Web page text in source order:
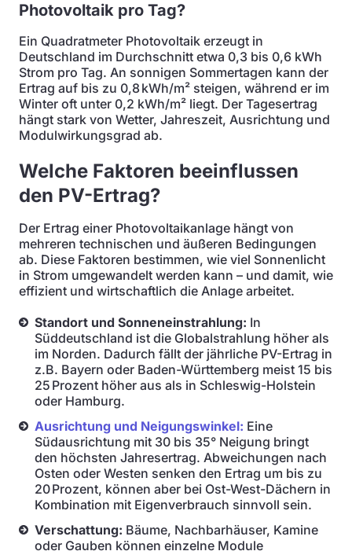
Photovoltaik pro Tag?
Ein Quadratmeter Photovoltaik erzeugt in
Deutschland im Durchschnitt etwa 0,3 bis 0,6 kWh
Strom pro Tag. An sonnigen Sommertagen kann der
Ertrag auf bis zu 0,8 kWh/m² steigen, während er im
Winter oft unter 0,2 kWh/m² liegt. Der Tagesertrag
hängt stark von Wetter, Jahreszeit, Ausrichtung und
Modulwirkungsgrad ab.
Welche Faktoren beeinflussen
den PV-Ertrag?
Der Ertrag einer Photovoltaikanlage hängt von
mehreren technischen und äußeren Bedingungen
ab. Diese Faktoren bestimmen, wie viel Sonnenlicht
in Strom umgewandelt werden kann – und damit, wie
effizient und wirtschaftlich die Anlage arbeitet.
Standort und Sonneneinstrahlung: In
Süddeutschland ist die Globalstrahlung höher als
im Norden. Dadurch fällt der jährliche PV-Ertrag in
z.B. Bayern oder Baden-Württemberg meist 15 bis
25 Prozent höher aus als in Schleswig-Holstein
oder Hamburg.
Ausrichtung und Neigungswinkel: Eine
Südausrichtung mit 30 bis 35° Neigung bringt
den höchsten Jahresertrag. Abweichungen nach
Osten oder Westen senken den Ertrag um bis zu
20 Prozent, können aber bei Ost-West-Dächern in
Kombination mit Eigenverbrauch sinnvoll sein.
Verschattung: Bäume, Nachbarhäuser, Kamine
oder Gauben können einzelne Module